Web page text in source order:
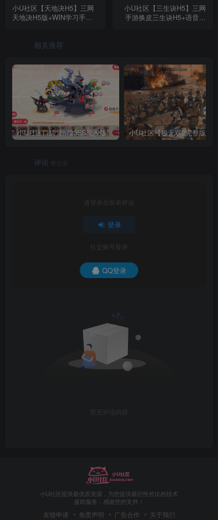
小U社区【天地决H5】三网
天地决H5版+WIN学习手工
小U社区【三生诀H5】三网
手游换皮三生诀H5+语音视
相关推荐
小U社区口袋觉醒23SS魔改版服务端横版卡牌手游+Linux手工服务端+GM授权后台+搭建视频
评论 抢沙发
请登录后发表评论
登录
社交账号登录
QQ登录
暂无评论内容
小U社区提供最优质资源，为您提供最巨性价比的技术
援助服务，感谢您的支持！
友链申请 免责声明 广告合作 关于我们